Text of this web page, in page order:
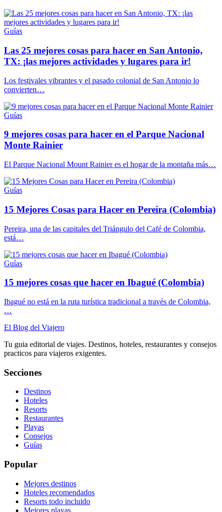
Guías
Las 25 mejores cosas para hacer en San Antonio,
TX: ¡las mejores actividades y lugares para ir!
Los festivales vibrantes y el pasado colonial de San Antonio lo
convierten…
Guías
9 mejores cosas para hacer en el Parque Nacional
Monte Rainier
El Parque Nacional Mount Rainier es el hogar de la montaña más…
Guías
15 Mejores Cosas para Hacer en Pereira (Colombia)
Pereira, una de las capitales del Triángulo del Café de Colombia,
está…
Guías
15 mejores cosas que hacer en Ibagué (Colombia)
Ibagué no está en la ruta turística tradicional a través de Colombia,
…
El Blog del Viajero
Tu guia editorial de viajes. Destinos, hoteles, restaurantes y consejos
practicos para viajeros exigentes.
Secciones
Destinos
Hoteles
Resorts
Restaurantes
Playas
Consejos
Guías
Popular
Mejores destinos
Hoteles recomendados
Resorts todo incluido
Mejores playas